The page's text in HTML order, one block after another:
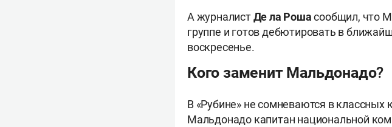
А журналистДе ла Рошасообщил, что
группе и готов дебютировать в
воскресенье.
Кого заменит Мальдонадо?
В «Рубине» не сомневаются в классных
Мальдонадо капитан национальной